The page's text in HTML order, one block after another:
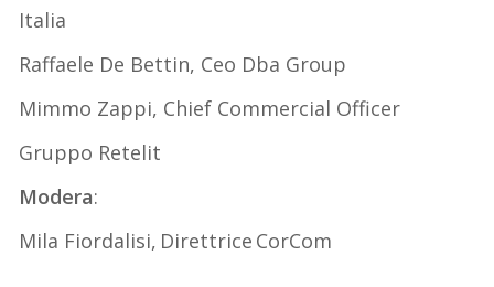
Italia
Raffaele De Bettin, Ceo Dba Group
Mimmo Zappi, Chief Commercial Officer
Gruppo Retelit
Modera:
Mila Fiordalisi, Direttrice CorCom